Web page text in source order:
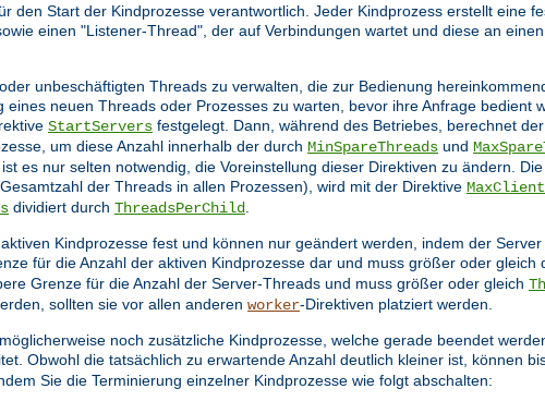
den Start der Kindprozesse verantwortlich. Jeder Kindprozess erstellt eine
einen "Listener-Thread", der auf Verbindungen wartet und diese an
oder unbeschäftigten Threads zu verwalten, die zur Bedienung
neuen Threads oder Prozesses zu warten, bevor ihre Anfrage bedient
StartServers festgelegt. Dann, während des Betriebes, berechnet
um diese Anzahl innerhalb der durch MinSpareThreads und
es nur selten notwendig, die Voreinstellung dieser Direktiven zu ändern.
der Threads in allen Prozessen), wird mit der Direktive
dividiert durch ThreadsPerChild
Kindprozesse fest und können nur geändert werden, indem der
für die Anzahl der aktiven Kindprozesse dar und muss größer oder gleich
Grenze für die Anzahl der Server-Threads und muss größer oder gleich
sollten sie vor allen anderen worker-Direktiven platziert werden.
noch zusätzliche Kindprozesse, welche gerade beendet
Obwohl die tatsächlich zu erwartende Anzahl deutlich kleiner ist, können
Sie die Terminierung einzelner Kindprozesse wie folgt abschalten: